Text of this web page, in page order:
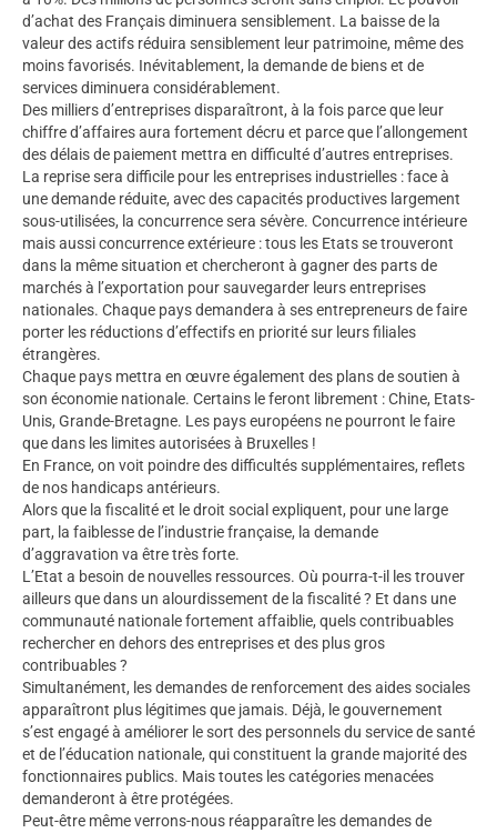
d’achat des Français diminuera sensiblement. La baisse de la
valeur des actifs réduira sensiblement leur patrimoine, même des
moins favorisés. Inévitablement, la demande de biens et de
services diminuera considérablement.
Des milliers d’entreprises disparaîtront, à la fois parce que leur
chiffre d’affaires aura fortement décru et parce que l’allongement
des délais de paiement mettra en difficulté d’autres entreprises.
La reprise sera difficile pour les entreprises industrielles : face à
une demande réduite, avec des capacités productives largement
sous-utilisées, la concurrence sera sévère. Concurrence intérieure
mais aussi concurrence extérieure : tous les Etats se trouveront
dans la même situation et chercheront à gagner des parts de
marchés à l’exportation pour sauvegarder leurs entreprises
nationales. Chaque pays demandera à ses entrepreneurs de faire
porter les réductions d’effectifs en priorité sur leurs filiales
étrangères.
Chaque pays mettra en œuvre également des plans de soutien à
son économie nationale. Certains le feront librement : Chine, Etats-
Unis, Grande-Bretagne. Les pays européens ne pourront le faire
que dans les limites autorisées à Bruxelles !
En France, on voit poindre des difficultés supplémentaires, reflets
de nos handicaps antérieurs.
Alors que la fiscalité et le droit social expliquent, pour une large
part, la faiblesse de l’industrie française, la demande
d’aggravation va être très forte.
L’Etat a besoin de nouvelles ressources. Où pourra-t-il les trouver
ailleurs que dans un alourdissement de la fiscalité ? Et dans une
communauté nationale fortement affaiblie, quels contribuables
rechercher en dehors des entreprises et des plus gros
contribuables ?
Simultanément, les demandes de renforcement des aides sociales
apparaîtront plus légitimes que jamais. Déjà, le gouvernement
s’est engagé à améliorer le sort des personnels du service de santé
et de l’éducation nationale, qui constituent la grande majorité des
fonctionnaires publics. Mais toutes les catégories menacées
demanderont à être protégées.
Peut-être même verrons-nous réapparaître les demandes de